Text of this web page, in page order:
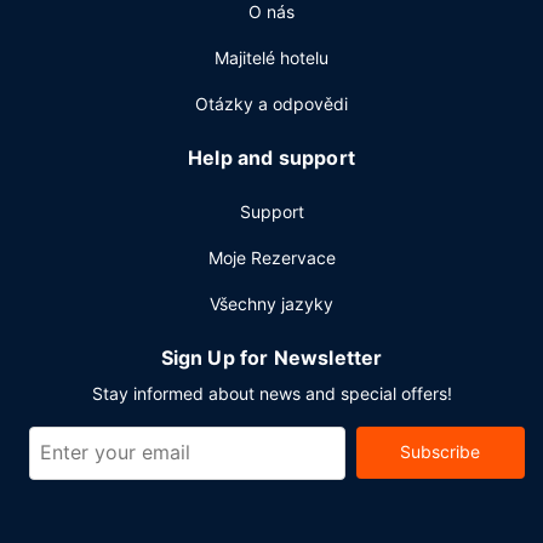
O nás
Majitelé hotelu
Otázky a odpovědi
Help and support
Support
Moje Rezervace
Všechny jazyky
Sign Up for Newsletter
Stay informed about news and special offers!
Subscribe